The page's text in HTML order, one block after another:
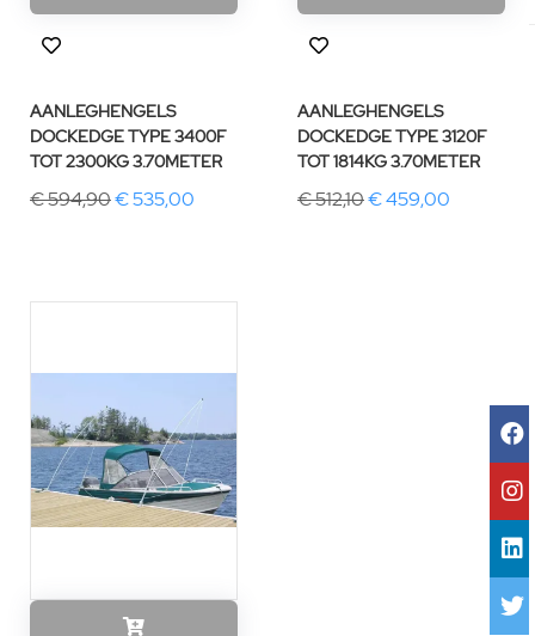
AANLEGHENGELS
DOCKEDGE TYPE 3400F
TOT 2300KG 3.70METER
€ 594,90€ 535,00
AANLEGHENGELS
DOCKEDGE TYPE 3120F
TOT 1814KG 3.70METER
€ 512,10€ 459,00